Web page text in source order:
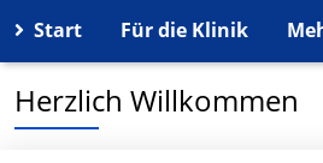
Start Für die Klinik
Herzlich Willkommen